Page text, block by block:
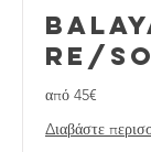
re/
από 45€
Διαβάστε